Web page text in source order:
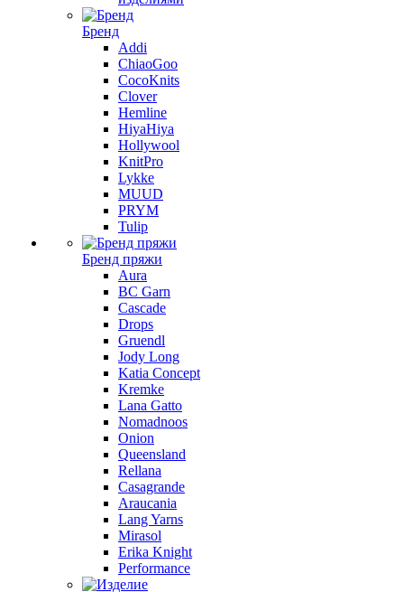
Бренд
Addi
ChiaoGoo
CocoKnits
Clover
Hemline
HiyaHiya
Hollywool
KnitPro
Lykke
MUUD
PRYM
Tulip
Бренд пряжи
Aura
BC Garn
Cascade
Drops
Gruendl
Jody Long
Katia Concept
Kremke
Lana Gatto
Nomadnoos
Onion
Queensland
Rellana
Casagrande
Araucania
Lang Yarns
Mirasol
Erika Knight
Performance